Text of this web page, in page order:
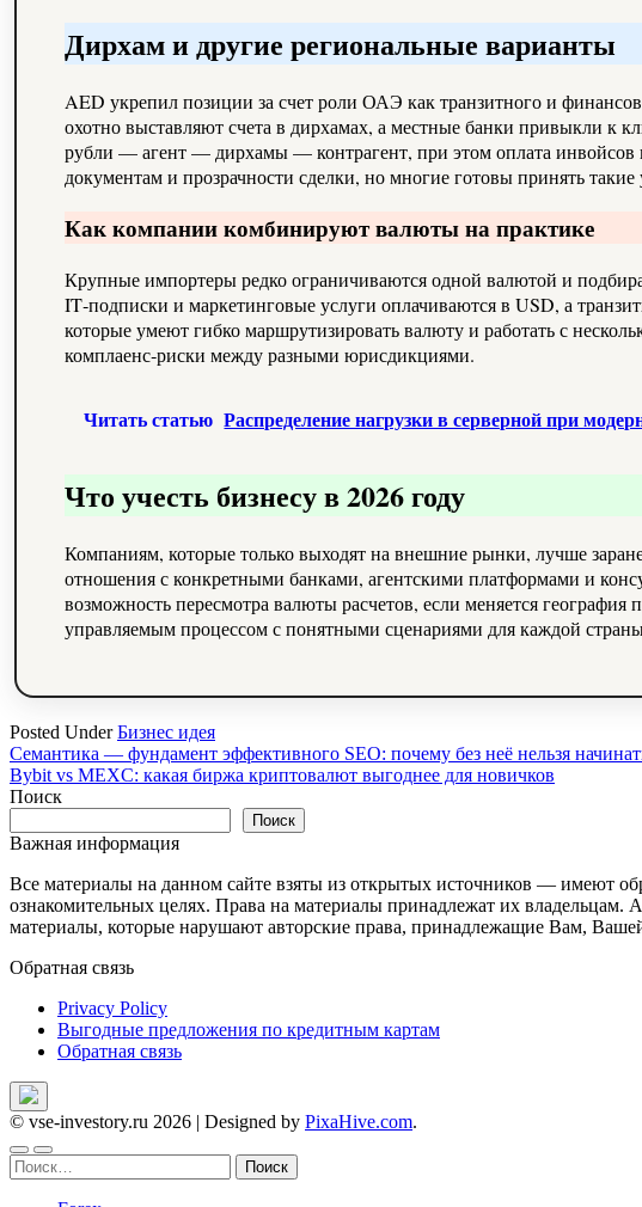
Дирхам и другие региональные варианты
AED укрепил позиции за счет роли ОАЭ как транзитного и
охотно выставляют счета в дирхамах, а местные банки привыкли к
рубли — агент — дирхамы — контрагент, при этом оплата инвойсов
документам и прозрачности сделки, но многие готовы принять такие
Как компании комбинируют валюты на практике
Крупные импортеры редко ограничиваются одной валютой и
IT‑подписки и маркетинговые услуги оплачиваются в USD, а
которые умеют гибко маршрутизировать валюту и работать с
комплаенс‑риски между разными юрисдикциями.
Читать статью Распределение нагрузки в серверной при
Что учесть бизнесу в 2026 году
Компаниям, которые только выходят на внешние рынки, лучше
отношения с конкретными банками, агентскими платформами и
возможность пересмотра валюты расчетов, если меняется география
управляемым процессом с понятными сценариями для каждой
Posted UnderБизнес идея
Навигация
по
Семантика — фундамент эффективного SEO: почему без неё нельзя
Bybit vs MEXC: какая биржа криптовалют выгоднее для новичков
Поиск
Поиск
Важная информация
Все материалы на данном сайте взяты из открытых источников — имеют
ознакомительных целях. Права на материалы принадлежат их владельцам.
материалы, которые нарушают авторские права, принадлежащие Вам,
Обратная связь
Privacy Policy
Выгодные предложения по кредитным картам
Обратная связь
© vse-investory.ru 2026 | Designed by PixaHive.com.
Найти: